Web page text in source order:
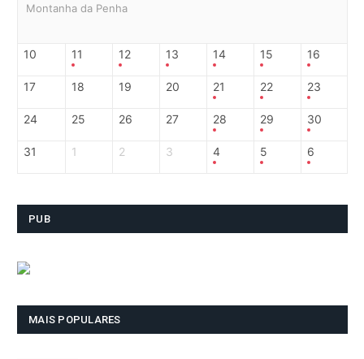
Montanha da Penha
10 11 12 13 14 15 16
17 18 19 20 21 22 23
24 25 26 27 28 29 30
31 1 2 3 4 5 6
PUB
MAIS POPULARES